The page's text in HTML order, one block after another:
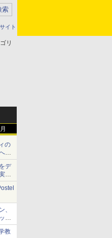
イト
リ
の
デ
験
」
、
ト
教